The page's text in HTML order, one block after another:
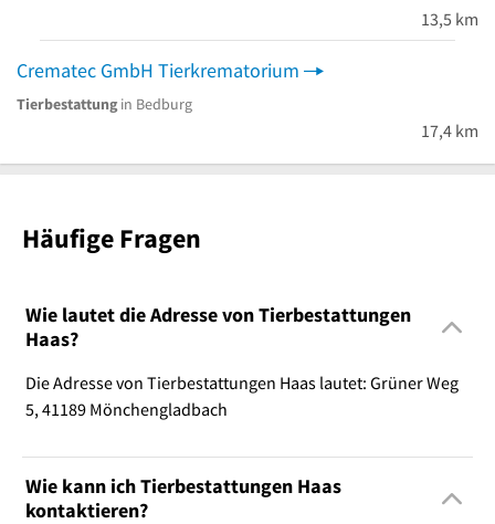
13,5 km
Crematec GmbH Tierkrematorium
Tierbestattung in Bedburg
17,4 km
Häufige Fragen
Wie lautet die Adresse von Tierbestattungen
Haas?
Die Adresse von Tierbestattungen Haas lautet: Grüner Weg
5, 41189 Mönchengladbach
Wie kann ich Tierbestattungen Haas
kontaktieren?